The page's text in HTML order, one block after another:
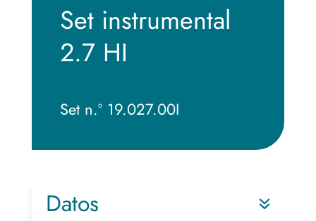
Set instrumental
2.7 HI
Set n.º 19.027.00I
Datos